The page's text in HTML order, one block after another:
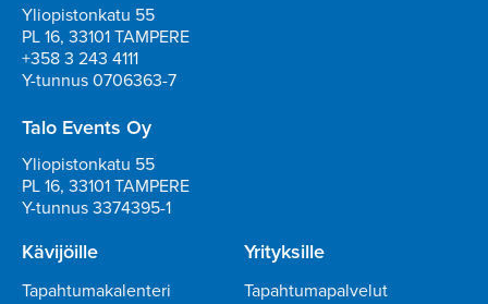
Yliopistonkatu 55
PL 16, 33101 TAMPERE
+358 3 243 4111
Y-tunnus 0706363-7
Talo Events Oy
Yliopistonkatu 55
PL 16, 33101 TAMPERE
Y-tunnus 3374395-1
Kävijöille
Tapahtumakalenteri
Yrityksille
Tapahtumapalvelut